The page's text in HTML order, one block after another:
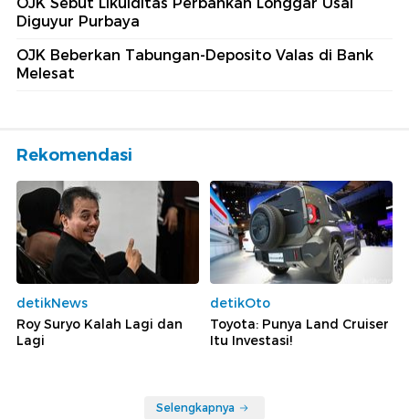
OJK Sebut Likuiditas Perbankan Longgar Usai
Diguyur Purbaya
OJK Beberkan Tabungan-Deposito Valas di Bank
Melesat
Rekomendasi
detikNews
Roy Suryo Kalah Lagi dan
Lagi
detikOto
Toyota: Punya Land Cruiser
Itu Investasi!
Selengkapnya